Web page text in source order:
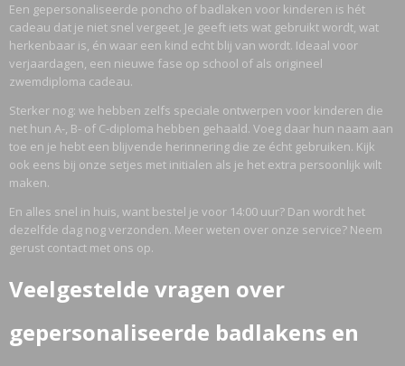
Een gepersonaliseerde poncho of badlaken voor kinderen is hét
cadeau dat je niet snel vergeet. Je geeft iets wat gebruikt wordt, wat
herkenbaar is, én waar een kind echt blij van wordt. Ideaal voor
verjaardagen, een nieuwe fase op school of als origineel
zwemdiploma cadeau.
Sterker nog: we hebben zelfs speciale ontwerpen voor kinderen die
net hun A-, B- of C-diploma hebben gehaald. Voeg daar hun naam aan
toe en je hebt een blijvende herinnering die ze écht gebruiken. Kijk
ook eens bij onze setjes met initialen als je het extra persoonlijk wilt
maken.
En alles snel in huis, want bestel je voor 14:00 uur? Dan wordt het
dezelfde dag nog verzonden. Meer weten over onze service? Neem
gerust contact met ons op.
Veelgestelde vragen over
gepersonaliseerde badlakens en